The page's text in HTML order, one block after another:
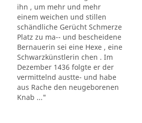
ihn , um mehr und mehr
einem weichen und stillen
schändliche Gerücht Schmerze
Platz zu ma-- und bescheidene
Bernauerin sei eine Hexe , eine
Schwarzkünstlerin chen . Im
Dezember 1436 folgte er der
vermittelnd austte- und habe
aus Rache den neugeborenen
Knab ..."